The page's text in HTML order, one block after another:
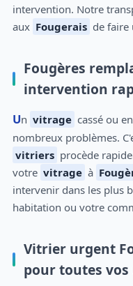
intervention. Notre
aux Fougerais de faire
Fougères
intervention
Un vitrage cassé ou
nombreux problèmes.
vitriers procède
votre vitrage à
intervenir dans les plus
habitation ou votre
Vitrier urgent
pour toutes vos